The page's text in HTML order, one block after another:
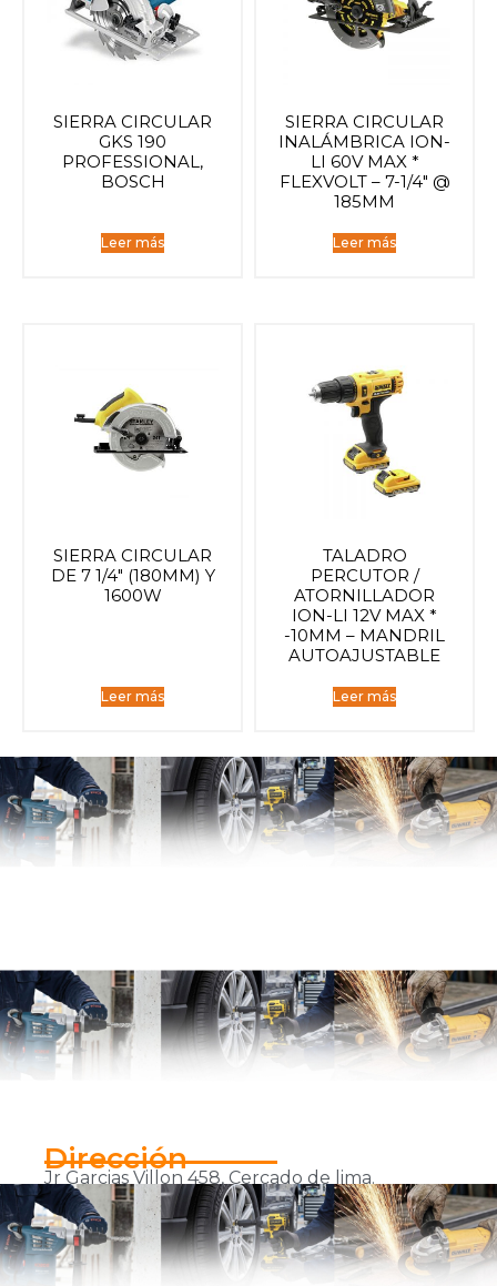
SIERRA CIRCULAR
GKS 190
PROFESSIONAL,
BOSCH
Leer más
SIERRA CIRCULAR
INALÁMBRICA ION-
LI 60V MAX *
FLEXVOLT – 7-1/4″ @
185MM
Leer más
SIERRA CIRCULAR
DE 7 1/4″ (180MM) Y
1600W
Leer más
TALADRO
PERCUTOR /
ATORNILLADOR
ION-LI 12V MAX *
-10MM – MANDRIL
AUTOAJUSTABLE
Leer más
Dirección
Jr Garcias Villon 458, Cercado de lima.